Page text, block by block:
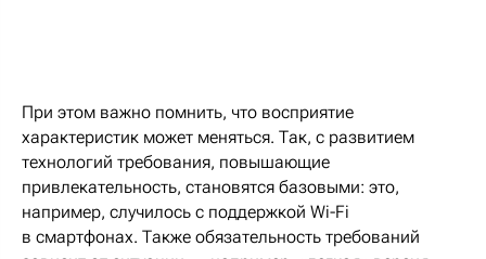
При этом важно помнить, что восприятие
характеристик может меняться. Так, с развитием
технологий требования, повышающие
привлекательность, становятся базовыми: это,
например, случилось с поддержкой Wi-Fi
в смартфонах. Также обязательность требований